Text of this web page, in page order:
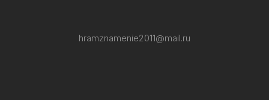
hramznamenie2011@mail.ru